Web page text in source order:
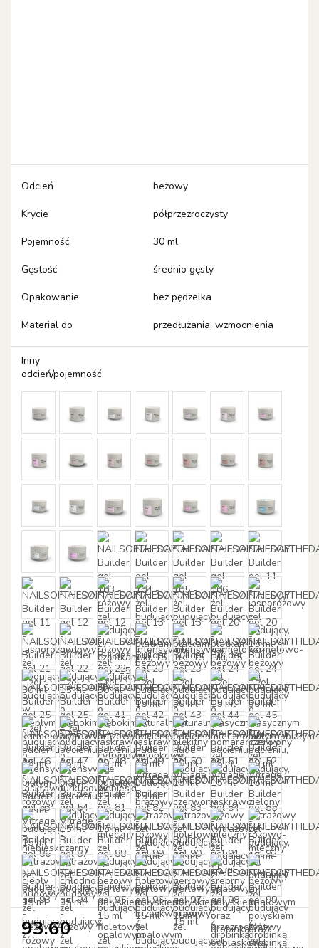
Odcień beżowy
Krycie półprzezroczysty
Pojemność 30 ml
Gęstość średnio gęsty
Opakowanie bez pędzelka
Material do przedłużania, wzmocnienia
Inny
odcień/pojemność
93.60